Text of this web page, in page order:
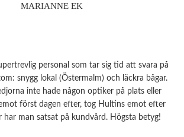
MARIANNE EK
personal som tar sig tid att svara på
snygg lokal (Östermalm) och läckra bågar.
inte hade någon optiker på plats eller
först dagen efter, tog Hultins emot efter
har man satsat på kundvård. Högsta betyg!